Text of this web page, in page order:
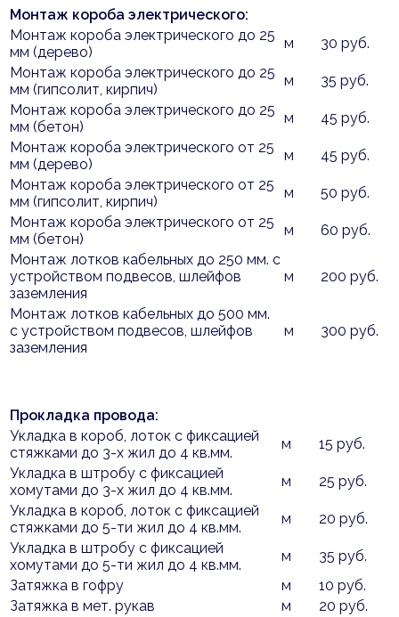
Монтаж короба электрического:
Монтаж короба электрического до 25
мм (дерево)
м
30 руб.
Монтаж короба электрического до 25
мм (гипсолит, кирпич)
м
35 руб.
Монтаж короба электрического до 25
мм (бетон)
м
45 руб.
Монтаж короба электрического от 25
мм (дерево)
м
45 руб.
Монтаж короба электрического от 25
мм (гипсолит, кирпич)
м
50 руб.
Монтаж короба электрического от 25
мм (бетон)
м
60 руб.
Монтаж лотков кабельных до 250 мм. с
устройством подвесов, шлейфов
заземления
м 200 руб.
Монтаж лотков кабельных до 500 мм.
с устройством подвесов, шлейфов
заземления
м 300 руб.
Прокладка провода:
Укладка в короб, лоток с фиксацией
стяжками до 3-х жил до 4 кв.мм.
м
15 руб.
Укладка в штробу с фиксацией
хомутами до 3-х жил до 4 кв.мм.
м
25 руб.
Укладка в короб, лоток с фиксацией
стяжками до 5-ти жил до 4 кв.мм.
м
20 руб.
Укладка в штробу с фиксацией
хомутами до 5-ти жил до 4 кв.мм.
м
35 руб.
Затяжка в гофру
м
10 руб.
Затяжка в мет. рукав
м
20 руб.